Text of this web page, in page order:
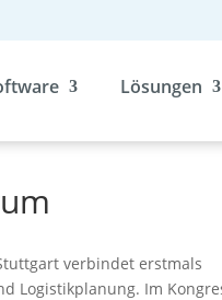
Lösungen
verbindet erstmals
Logistikplanung. Im